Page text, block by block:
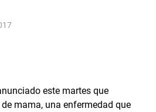
este martes que
mama, una enfermedad que